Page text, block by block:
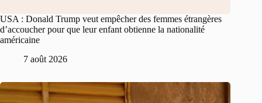
USA : Donald Trump veut empêcher des femmes étrangères
d’accoucher pour que leur enfant obtienne la nationalité
américaine
7 août 2026